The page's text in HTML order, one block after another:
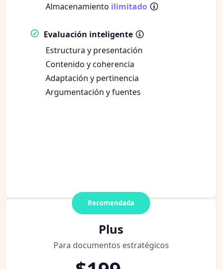
Almacenamiento ilimitado
Evaluación inteligente
Estructura y presentación
Contenido y coherencia
Adaptación y pertinencia
Argumentación y fuentes
Recomendada
Plus
Para documentos estratégicos